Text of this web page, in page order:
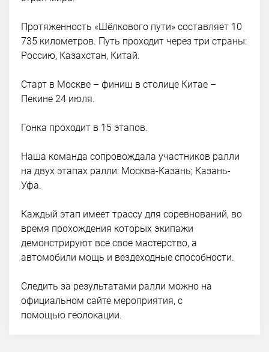
Протяженность «Шёлкового пути» составляет 10
735 километров. Путь проходит через три страны:
Россию, Казахстан, Китай.
Старт в Москве – финиш в столице Китае –
Пекине 24 июля.
Гонка проходит в 15 этапов.
Наша команда сопровождала участников ралли
на двух этапах ралли: Москва-Казань; Казань-
Уфа.
Каждый этап имеет трассу для соревнований, во
время прохождения которых экипажи
демонстрируют все свое мастерство, а
автомобили мощь и вездеходные способности.
Следить за результатами ралли можно на
официальном сайте мероприятия, с
помощью геолокации.